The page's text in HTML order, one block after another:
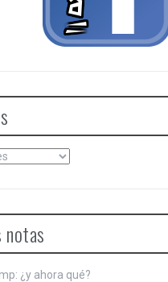
¿y ahora qué?